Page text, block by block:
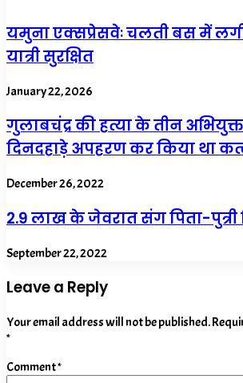
यमुना एक्सप्रेसवेः चलती बस में
यात्री सुरक्षित
January 22, 2026
गुलाबचंद्र की हत्या के तीन
दिनदहाड़े अपहरण कर किया था
December 26, 2022
2.9 लाख के जेवरात संग पिता-पुत्री
September 22, 2022
Leave a Reply
Your email address will not be published.
*
Comment*